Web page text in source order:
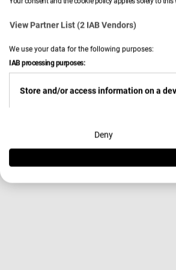
View Partner List (2 IAB Vendors)
We use your data for the following purposes:
IAB processing purposes:
Store and/or access information on a
Use limited data to select advertising
Deny